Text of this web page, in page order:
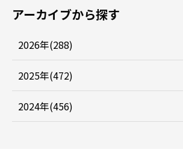
アーカイブから探す
2026年(288)
2025年(472)
2024年(456)